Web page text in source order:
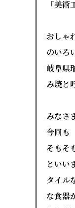
「美
おしゃ
のいろ
岐阜県
み焼と
みなさ
今回も
そもそ
といい
タイル
な食器